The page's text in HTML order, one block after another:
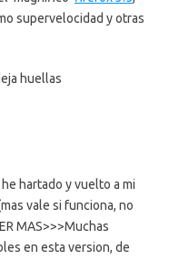
supervelocidad y otras
huellas
hartado y vuelto a mi
vale si funciona, no
MAS>>>Muchas
en esta version, de